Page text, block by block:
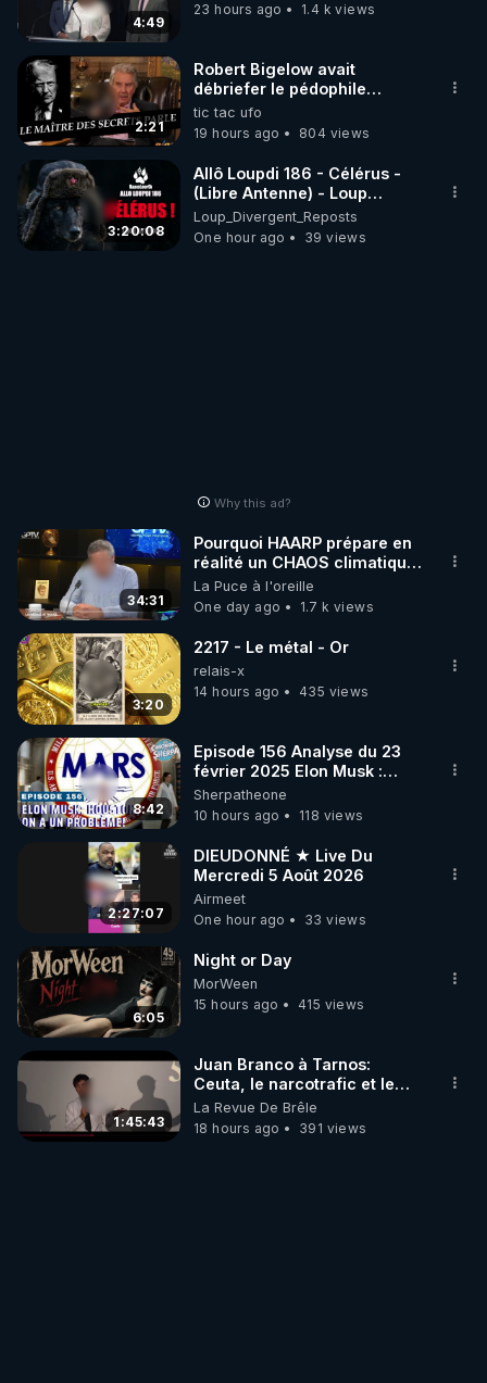
4:49
23 hours ago
1.4 k views
2:21
Robert Bigelow avait
débriefer le pédophile
génocidaire de donald j
trump
tic tac ufo
19 hours ago
804 views
3:20:08
Allô Loupdi 186 - Célérus -
(Libre Antenne) - Loup
Divergent 2026.08.06
Loup_Divergent_Reposts
One hour ago
39 views
Why this ad?
34:31
Pourquoi HAARP prépare en
réalité un CHAOS climatique,
on répond
La Puce à l'oreille
One day ago
1.7 k views
3:20
2217 - Le métal - Or
relais-x
14 hours ago
435 views
8:42
Episode 156 Analyse du 23
février 2025 Elon Musk :
Houston , on a un problème !
Sherpatheone
10 hours ago
118 views
2:27:07
DIEUDONNÉ ★ Live Du
Mercredi 5 Août 2026
Airmeet
One hour ago
33 views
6:05
Night or Day
MorWeen
15 hours ago
415 views
1:45:43
Juan Branco à Tarnos:
Ceuta, le narcotrafic et le
pouvoir en France
La Revue De Brêle
18 hours ago
391 views